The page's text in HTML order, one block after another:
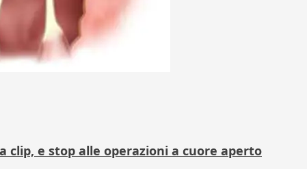
e stop alle operazioni a cuore aperto